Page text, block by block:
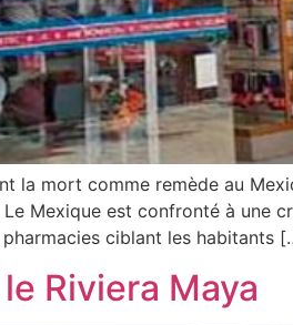
la mort comme remède au
Mexique est confronté à
ciblant les habitants
Riviera Maya